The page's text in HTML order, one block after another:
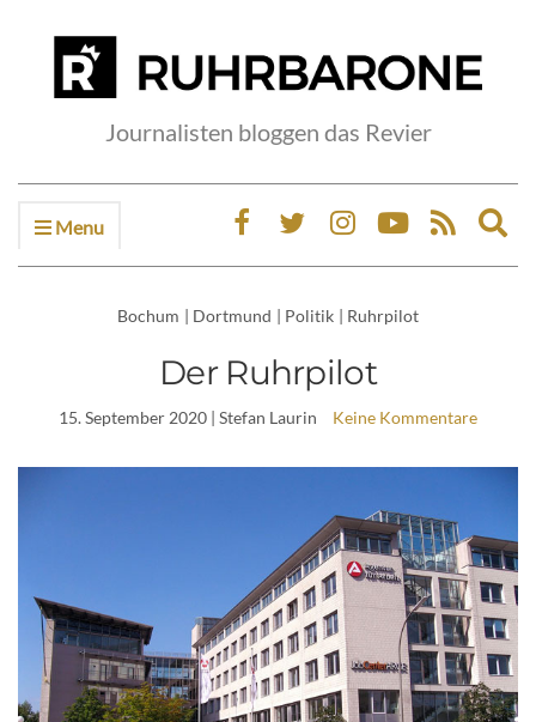
Journalisten bloggen das Revier
Menu
Bochum | Dortmund | Politik | Ruhrpilot
Der Ruhrpilot
15. September 2020 | Stefan Laurin Keine Kommentare